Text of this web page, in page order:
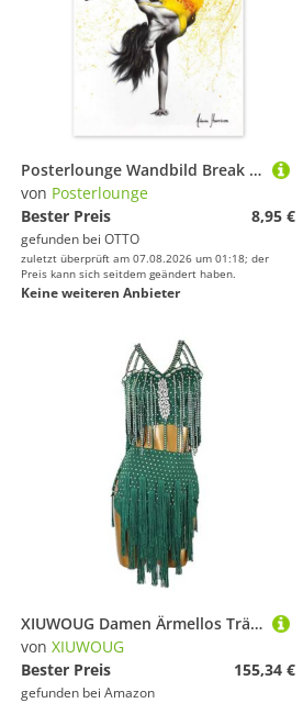
Posterlounge Wandbild Break Dance im gelben Kleid, Ashvin Harrison 2016-2022 Collection, erhältlich als Poster, Leinwandbild, Wandsticker oder Acrylglasbild
von Posterlounge
Bester Preis
8,95 €
gefunden bei OTTO
zuletzt überprüft am 07.08.2026 um 01:18; der
Preis kann sich seitdem geändert haben.
Keine weiteren Anbieter
XIUWOUG Damen Ärmellos Träger Latein Tanzkleid, Rumba Samba Kostüm Latein Turnierkleid Salsa Tanzen Outfit Für Frauen Flamenco Kleid Foxtrot Praxisrock,Dark Green,M
von XIUWOUG
Bester Preis
155,34 €
gefunden bei Amazon